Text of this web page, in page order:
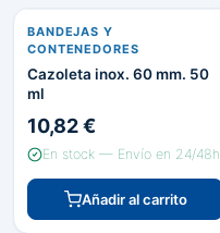
BANDEJAS Y
CONTENEDORES
Cazoleta inox. 60 mm. 50
ml
10,82 €
En stock — Envío en 24/48h
Añadir al carrito